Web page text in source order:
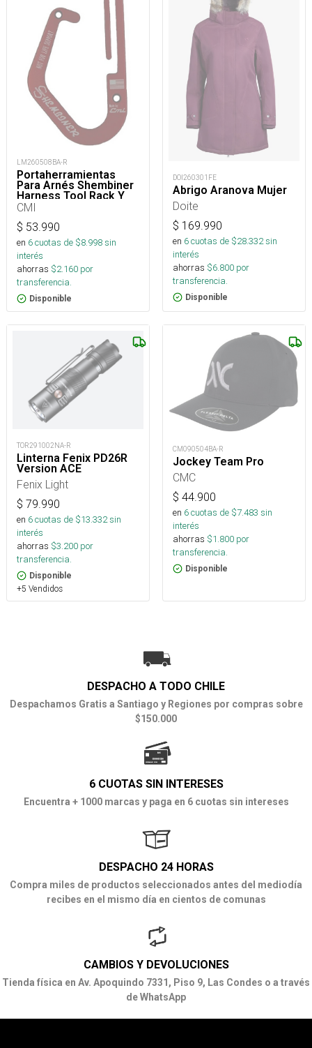
LM260508BA-R
Portaherramientas
Para Arnés Shembiner
Harness Tool Rack Y
Arborismo
CMI
$ 53.990
en 6cuotas de $8.998sin
interés
ahorras $2.160 por
transferencia.
Disponible
DOI260301FE
Abrigo Aranova Mujer
Doite
$ 169.990
en 6cuotas de $28.332sin
interés
ahorras $6.800 por
transferencia.
Disponible
TOR291002NA-R
Linterna Fenix PD26R
Version ACE
Fenix Light
$ 79.990
en 6cuotas de $13.332sin
interés
ahorras $3.200 por
transferencia.
Disponible
+5 Vendidos
CM090504BA-R
Jockey Team Pro
CMC
$ 44.900
en 6cuotas de $7.483 sin
interés
ahorras $1.800 por
transferencia.
Disponible
DESPACHO A TODO CHILE
Despachamos Gratis a Santiago y Regiones por compras sobre
$150.000
6 CUOTAS SIN INTERESES
Encuentra + 1000 marcas y paga en 6 cuotas sin intereses
DESPACHO 24 HORAS
Compra miles de productos seleccionados antes del mediodía
recibes en el mismo día en cientos de comunas
CAMBIOS Y DEVOLUCIONES
Tienda física en Av. Apoquindo 7331, Piso 9, Las Condes o a través
de WhatsApp